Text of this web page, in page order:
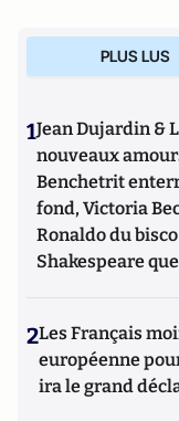
PLUS LUS
1Jean Dujardin &
nouveaux
Benchetrit
fond, Victoria
Ronaldo du
Shakespeare
2Les Français
européenne
ira le grand